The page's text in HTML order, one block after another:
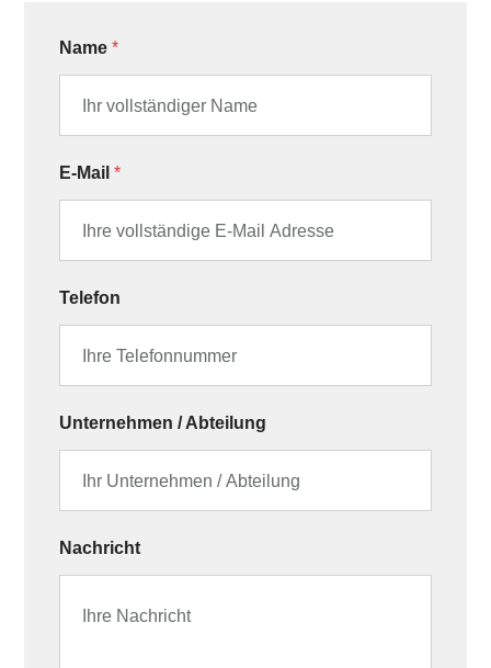
Name*
E-Mail*
Telefon
Unternehmen / Abteilung
Nachricht